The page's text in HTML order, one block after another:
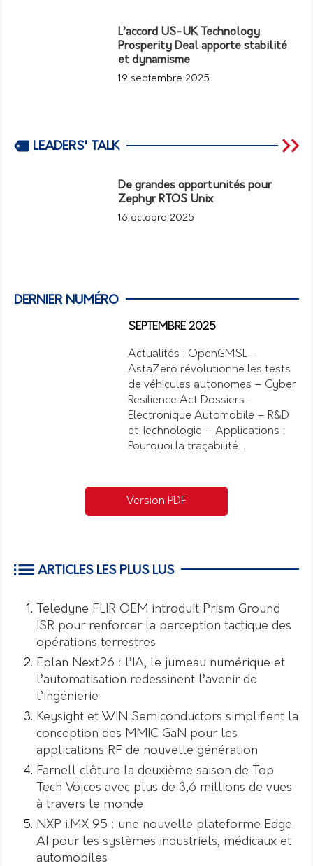
L’accord US-UK Technology
Prosperity Deal apporte stabilité
et dynamisme
19 septembre 2025
LEADERS' TALK
De grandes opportunités pour
Zephyr RTOS Unix
16 octobre 2025
DERNIER NUMÉRO
SEPTEMBRE 2025
Actualités : OpenGMSL –
AstaZero révolutionne les tests
de véhicules autonomes – Cyber
Resilience Act Dossiers :
Electronique Automobile – R&D
et Technologie – Applications :
Pourquoi la traçabilité…
Version PDF
ARTICLES LES PLUS LUS
Teledyne FLIR OEM introduit Prism Ground
ISR pour renforcer la perception tactique des
opérations terrestres
Eplan Next26 : l’IA, le jumeau numérique et
l’automatisation redessinent l’avenir de
l’ingénierie
Keysight et WIN Semiconductors simplifient la
conception des MMIC GaN pour les
applications RF de nouvelle génération
Farnell clôture la deuxième saison de Top
Tech Voices avec plus de 3,6 millions de vues
à travers le monde
NXP i.MX 95 : une nouvelle plateforme Edge
AI pour les systèmes industriels, médicaux et
automobiles